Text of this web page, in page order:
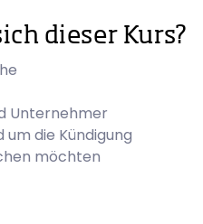
dieser Kurs?
Unternehmer
um die Kündigung
möchten